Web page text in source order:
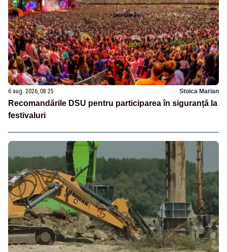
6 aug. 2026, 08:25 Stoica Marian
Recomandările DSU pentru participarea în siguranță la
festivaluri